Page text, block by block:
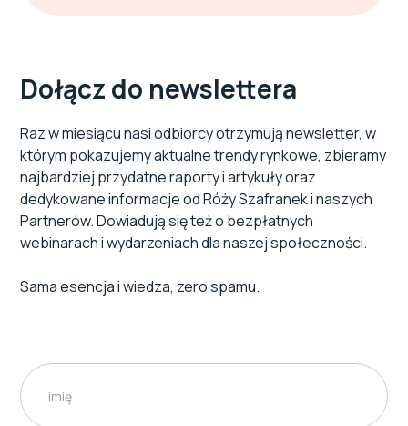
Dołącz do newslettera
Raz w miesiącu nasi odbiorcy otrzymują newsletter, w
którym pokazujemy aktualne trendy rynkowe, zbieramy
najbardziej przydatne raporty i artykuły oraz
dedykowane informacje od Róży Szafranek i naszych
Partnerów. Dowiadują się też o bezpłatnych
webinarach i wydarzeniach dla naszej społeczności.
Sama esencja i wiedza, zero spamu.